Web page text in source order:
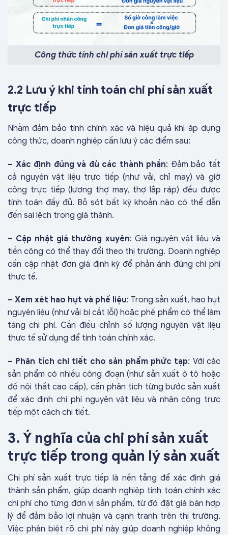
Công thức tính chi phí sản xuất trực tiếp
2.2 Lưu ý khi tính toán chi phí sản xuất
trực tiếp
Nhằm đảm bảo tính chính xác và hiệu quả khi áp dụng
công thức, doanh nghiệp cần lưu ý các điểm sau:
– Xác định đúng và đủ các thành phần: Đảm bảo tất
cả nguyên vật liệu trực tiếp (như vải, chỉ may) và giờ
công trực tiếp (lương thợ may, thợ lắp ráp) đều được
tính toán đầy đủ. Bỏ sót bất kỳ khoản nào có thể dẫn
đến sai lệch trong giá thành.
– Cập nhật giá thường xuyên: Giá nguyên vật liệu và
tiền công có thể thay đổi theo thị trường. Doanh nghiệp
cần cập nhật đơn giá định kỳ để phản ánh đúng chi phí
thực tế.
– Xem xét hao hụt và phế liệu: Trong sản xuất, hao hụt
nguyên liệu (như vải bị cắt lỗi) hoặc phế phẩm có thể làm
tăng chi phí. Cần điều chỉnh số lượng nguyên vật liệu
thực tế sử dụng để tính toán chính xác.
– Phân tích chi tiết cho sản phẩm phức tạp: Với các
sản phẩm có nhiều công đoạn (như sản xuất ô tô hoặc
đồ nội thất cao cấp), cần phân tích từng bước sản xuất
để xác định chi phí nguyên vật liệu và nhân công trực
tiếp một cách chi tiết.
3. Ý nghĩa của chi phí sản xuất
trực tiếp trong quản lý sản xuất
Chi phí sản xuất trực tiếp là nền tảng để xác định giá
thành sản phẩm, giúp doanh nghiệp tính toán chính xác
chi phí cho từng đơn vị sản phẩm, từ đó đặt giá bán hợp
lý để đảm bảo lợi nhuận và cạnh tranh trên thị trường.
Việc phân biệt rõ chi phí này giúp doanh nghiệp không